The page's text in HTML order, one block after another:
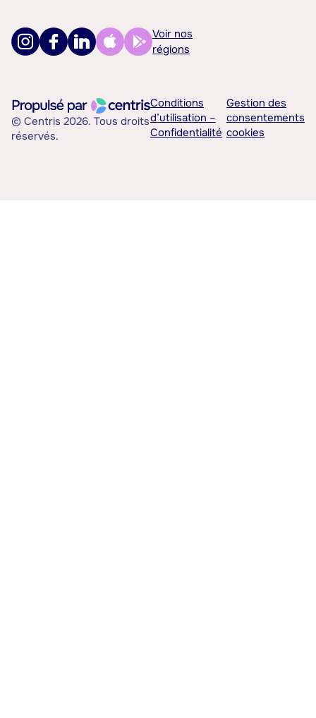
Voir nos
régions
© Centris 2026. Tous droits
réservés.
Conditions
d’utilisation –
Confidentialité
Gestion des
consentements
cookies